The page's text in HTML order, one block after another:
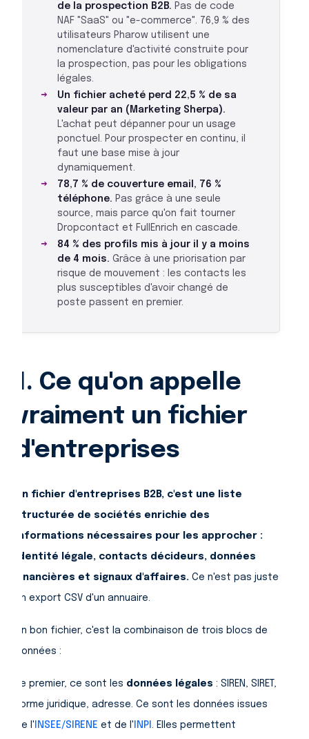
de la prospection B2B. Pas de code
NAF "SaaS" ou "e-commerce". 76,9 % des
utilisateurs Pharow utilisent une
nomenclature d'activité construite pour
la prospection, pas pour les obligations
légales.
Un fichier acheté perd 22,5 % de sa
valeur par an (Marketing Sherpa).
L'achat peut dépanner pour un usage
ponctuel. Pour prospecter en continu, il
faut une base mise à jour
dynamiquement.
78,7 % de couverture email, 76 %
téléphone. Pas grâce à une seule
source, mais parce qu'on fait tourner
Dropcontact et FullEnrich en cascade.
84 % des profils mis à jour il y a moins
de 4 mois. Grâce à une priorisation par
risque de mouvement : les contacts les
plus susceptibles d'avoir changé de
poste passent en premier.
1. Ce qu'on appelle
vraiment un fichier
d'entreprises
Un fichier d'entreprises B2B, c'est une liste
structurée de sociétés enrichie des
informations nécessaires pour les approcher :
identité légale, contacts décideurs, données
financières et signaux d'affaires. Ce n'est pas juste
un export CSV d'un annuaire.
Un bon fichier, c'est la combinaison de trois blocs de
données :
Le premier, ce sont les données légales : SIREN, SIRET,
forme juridique, adresse. Ce sont les données issues
de l' INSEE/SIRENE et de l' INPI . Elles permettent